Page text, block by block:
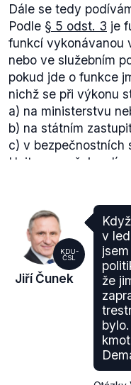
Dále se tedy
Podle § 5 odst. 3 je
funkcí vykonávanou
nebo ve služebním
pokud jde o funkce
nichž se při výkonu
a) na ministerstvu
b) na státním
c) v bezpečnostních
Hejtmana však
volí
nemůže být
Senátu ani členem
Neexistuje však
funkce hejtmana a
Návrhů, na které
několik. Ve
zákona o
která sice souběh
povolovala
neuvolněný
KDU-
ČSL
Jiří Čunek
v
že